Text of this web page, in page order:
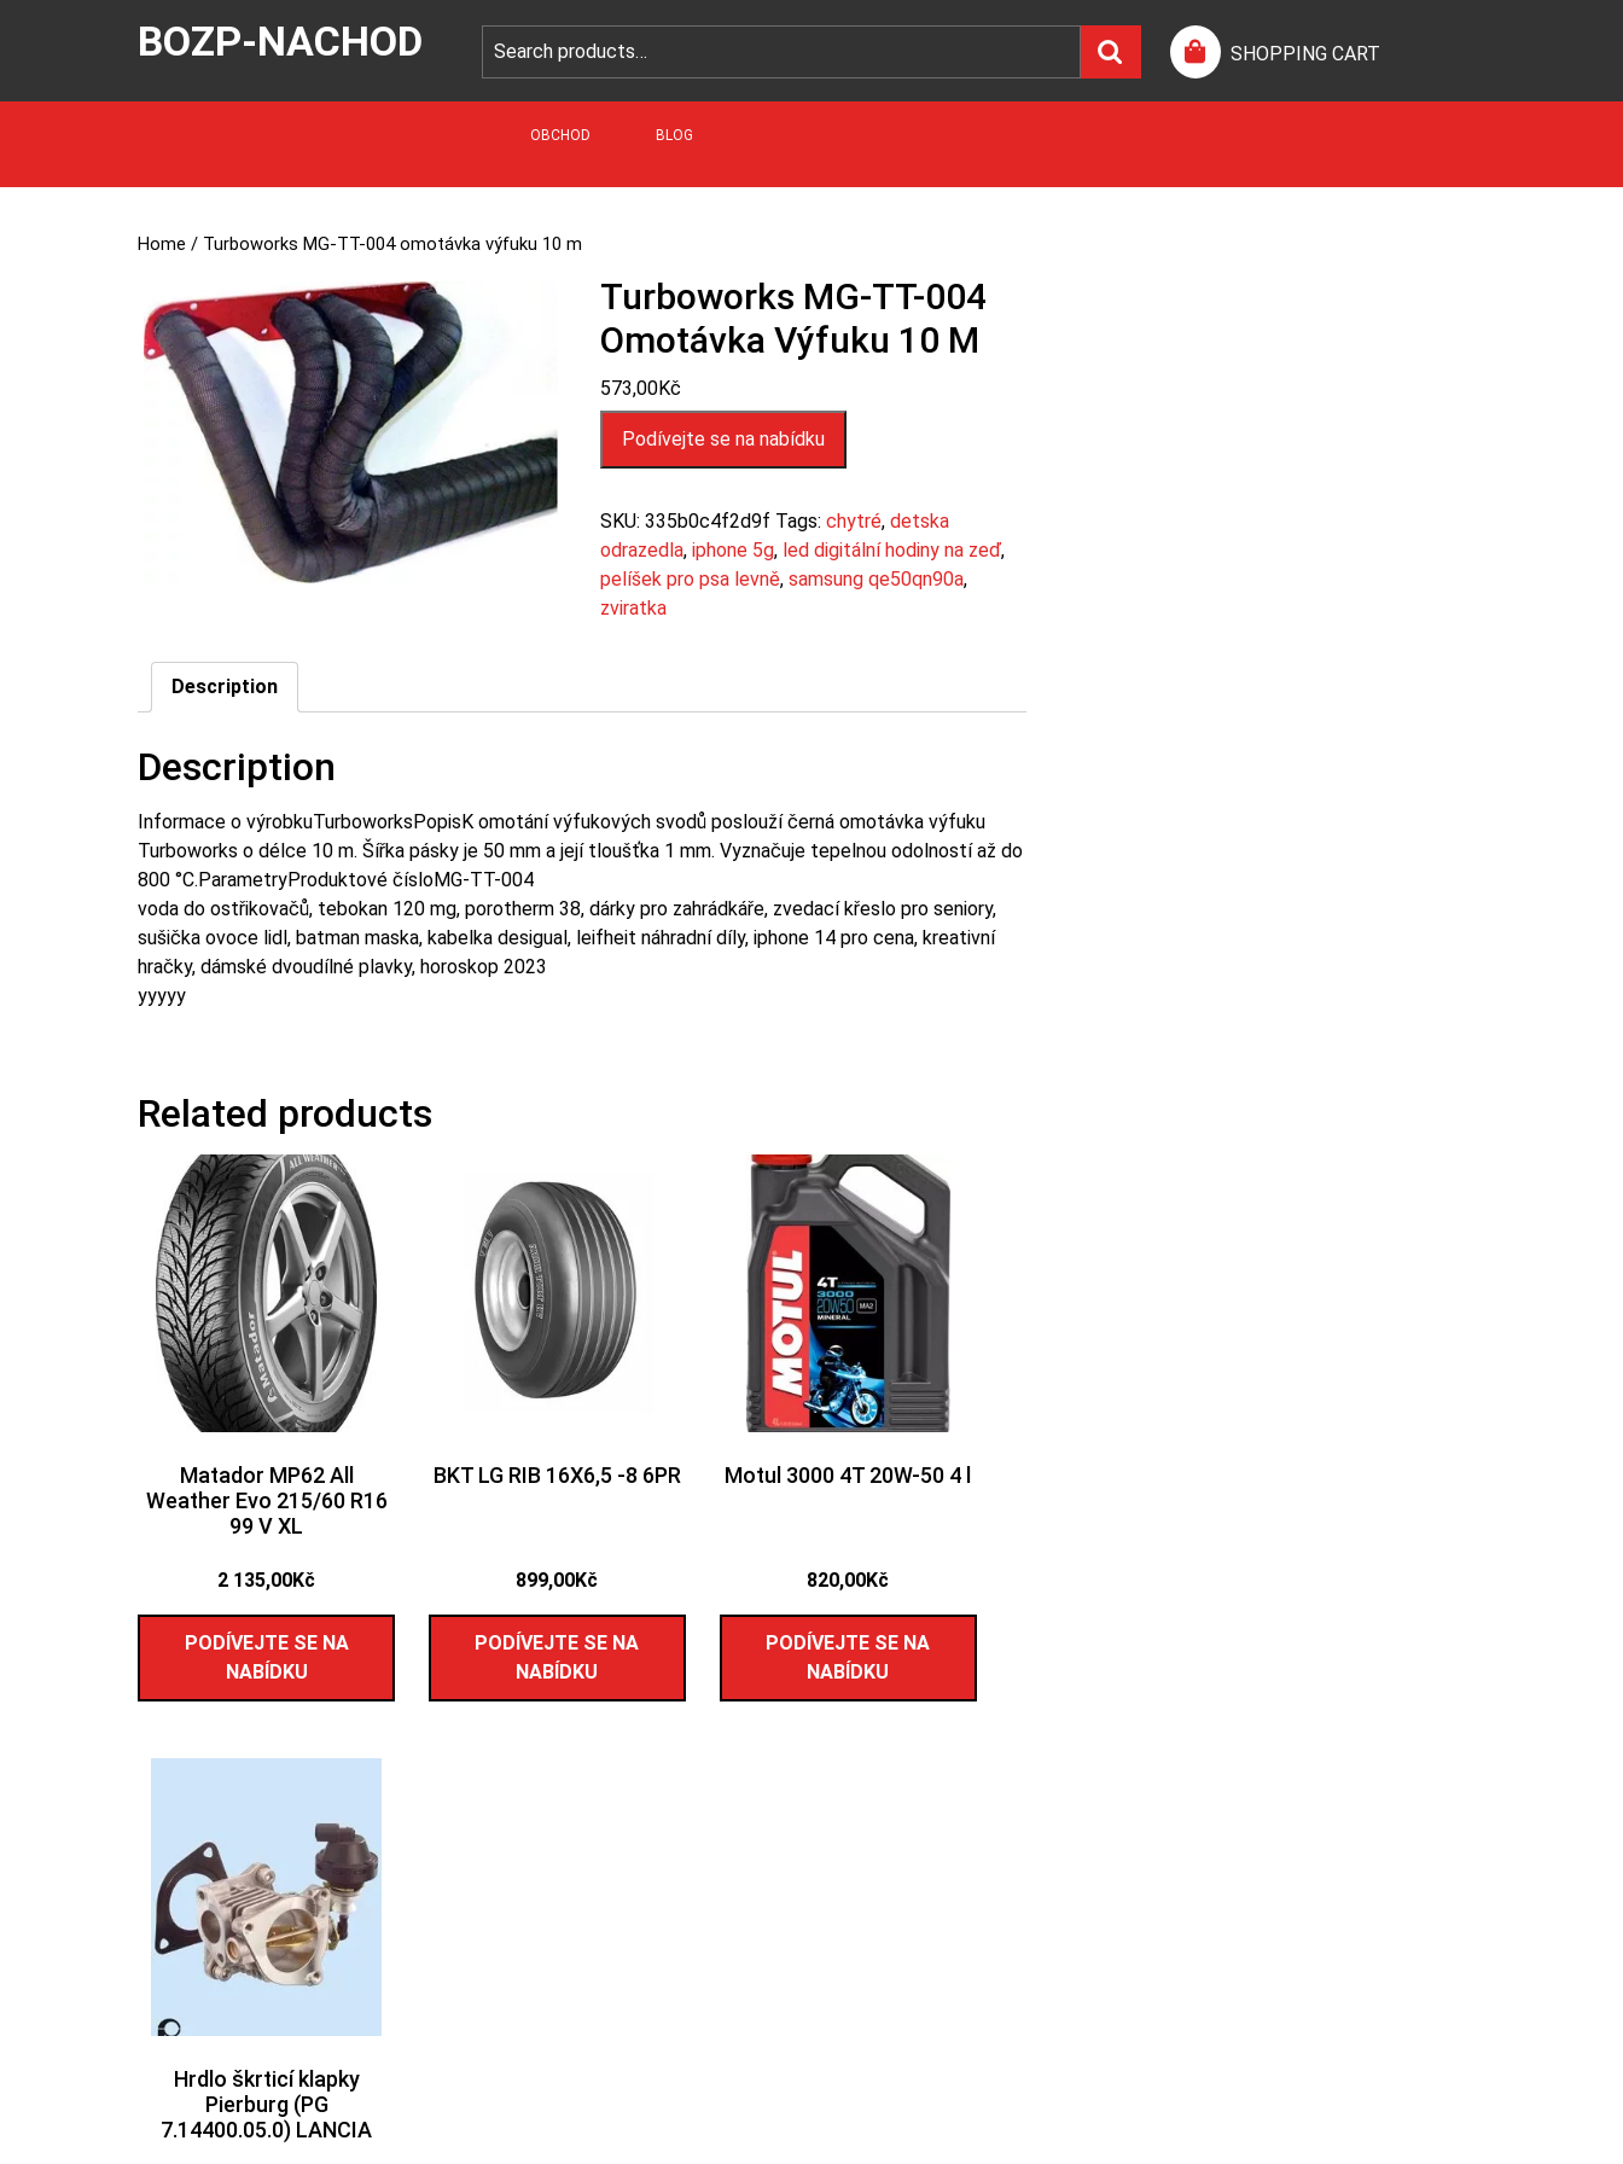
BOZP-NACHOD SHOPPING CART
OBCHOD BLOG
Home / Turboworks MG-TT-004 omotávka výfuku 10 m
Turboworks MG-TT-004
Omotávka Výfuku 10 M
573,00Kč
Podívejte se na nabídku
SKU: 335b0c4f2d9f Tags: chytré, detska
odrazedla, iphone 5g, led digitální hodiny na zeď,
pelíšek pro psa levně, samsung qe50qn90a,
zviratka
Description
Description
Informace o výrobkuTurboworksPopisK omotání výfukových svodů poslouží černá omotávka výfuku
Turboworks o délce 10 m. Šířka pásky je 50 mm a její tloušťka 1 mm. Vyznačuje tepelnou odolností až do
800 °C.ParametryProduktové čísloMG-TT-004
voda do ostřikovačů, tebokan 120 mg, porotherm 38, dárky pro zahrádkáře, zvedací křeslo pro seniory,
sušička ovoce lidl, batman maska, kabelka desigual, leifheit náhradní díly, iphone 14 pro cena, kreativní
hračky, dámské dvoudílné plavky, horoskop 2023
yyyyy
Related products
Matador MP62 All
Weather Evo 215/60 R16
99 V XL
2 135,00Kč
PODÍVEJTE SE NA
NABÍDKU
BKT LG RIB 16X6,5 -8 6PR
899,00Kč
PODÍVEJTE SE NA
NABÍDKU
Motul 3000 4T 20W-50 4 l
820,00Kč
PODÍVEJTE SE NA
NABÍDKU
Hrdlo škrticí klapky
Pierburg (PG
7.14400.05.0) LANCIA